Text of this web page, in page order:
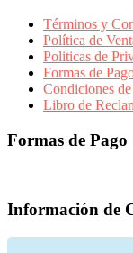
Términos y
Política de
Politicas de
Formas de
Condiciones
Libro de
Formas de Pago
Información de